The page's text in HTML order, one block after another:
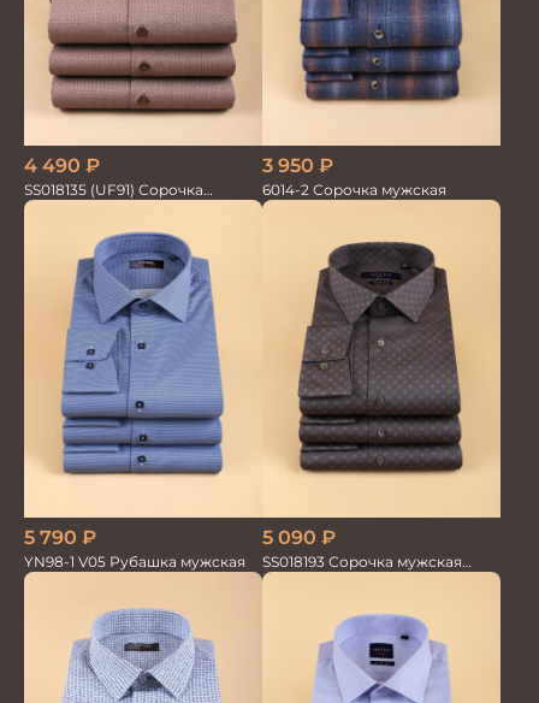
4 490 ₽
SS018135 (UF91) Сорочка
мужская GROSTYLE TRENDY
3 950 ₽
6014-2 Сорочка мужская
5 790 ₽
YN98-1 V05 Рубашка мужская
5 090 ₽
SS018193 Сорочка мужская
GROSTYLE PRIME